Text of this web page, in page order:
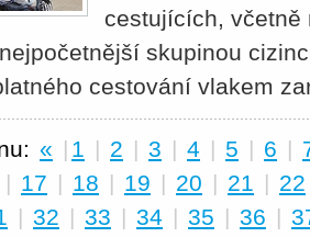
cestujících, včetně
skupinou
cestování vlakem
« | 1 | 2 | 3 | 4 | 5 | 6 |
| 17 | 18 | 19 | 20 | 21 | 22
| 32 | 33 | 34 | 35 | 36 |